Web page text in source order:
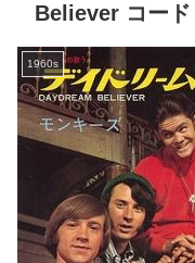
Believer コード
1960s